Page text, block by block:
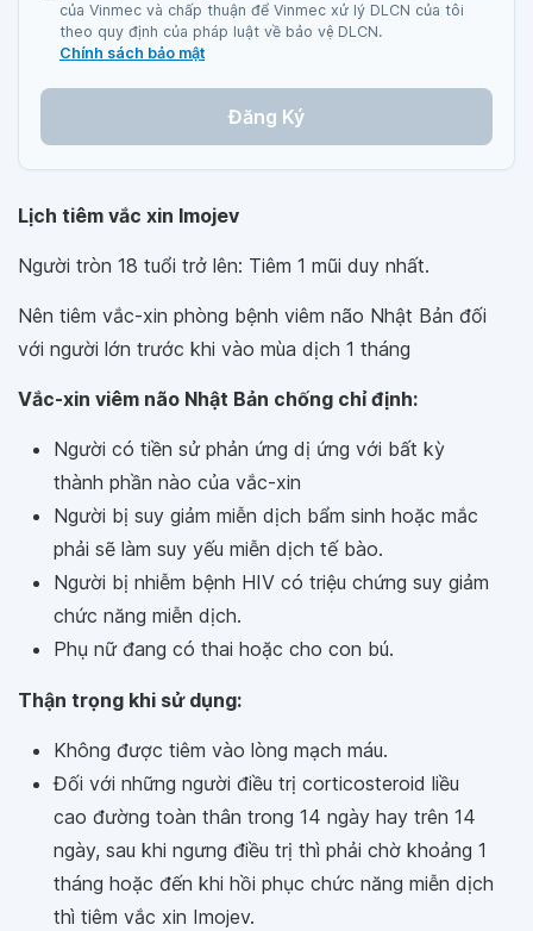
của Vinmec và chấp thuận để Vinmec xử lý DLCN của tôi
theo quy định của pháp luật về bảo vệ DLCN.
Chính sách bảo mật
Đăng Ký
Lịch tiêm vắc xin Imojev
Người tròn 18 tuổi trở lên: Tiêm 1 mũi duy nhất.
Nên tiêm vắc-xin phòng bệnh viêm não Nhật Bản đối
với người lớn trước khi vào mùa dịch 1 tháng
Vắc-xin viêm não Nhật Bản chống chỉ định:
Người có tiền sử phản ứng dị ứng với bất kỳ
thành phần nào của vắc-xin
Người bị suy giảm miễn dịch bẩm sinh hoặc mắc
phải sẽ làm suy yếu miễn dịch tế bào.
Người bị nhiễm bệnh HIV có triệu chứng suy giảm
chức năng miễn dịch.
Phụ nữ đang có thai hoặc cho con bú.
Thận trọng khi sử dụng:
Không được tiêm vào lòng mạch máu.
Đối với những người điều trị corticosteroid liều
cao đường toàn thân trong 14 ngày hay trên 14
ngày, sau khi ngưng điều trị thì phải chờ khoảng 1
tháng hoặc đến khi hồi phục chức năng miễn dịch
thì tiêm vắc xin Imojev.